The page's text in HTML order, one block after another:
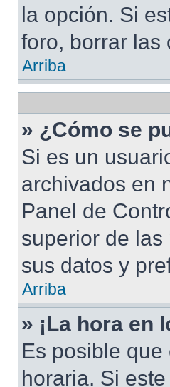
la opción. Si
foro, borrar las
Arriba
» ¿Cómo se
Si es un
archivados en
Panel de
superior de
sus datos y
Arriba
» ¡La hora en
Es posible
horaria. Si